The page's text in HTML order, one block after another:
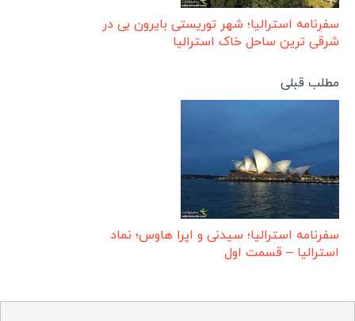
سفرنامه استرالیا؛ شهر توریستی بایرون بی در
شرقی ترین ساحل خاک استرالیا
مطلب قبلی
سفرنامه استرالیا؛ سیدنی و اپرا هاوس؛ نماد
استرالیا – قسمت اول